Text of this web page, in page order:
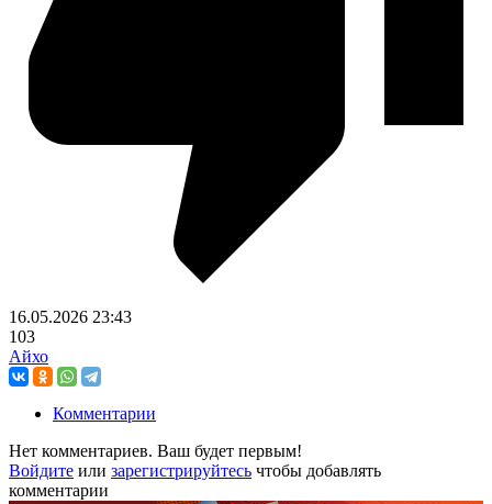
16.05.2026 23:43
103
Айхо
Комментарии
Нет комментариев. Ваш будет первым!
Войдите или зарегистрируйтесь чтобы добавлять
комментарии